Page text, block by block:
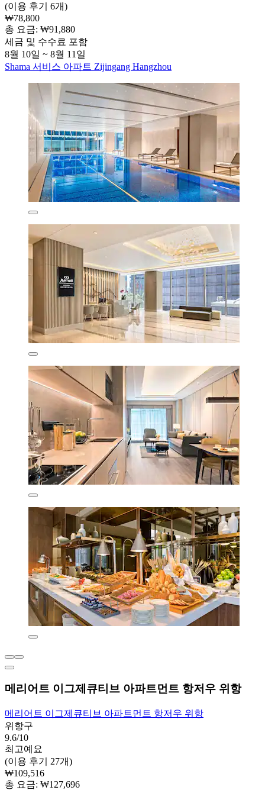
(이용 후기 6개)
₩78,800
총 요금: ₩91,880
세금 및 수수료 포함
8월 10일 ~ 8월 11일
Shama 서비스 아파트 Zijingang Hangzhou
메리어트 이그제큐티브 아파트먼트 항저우 위항
메리어트 이그제큐티브 아파트먼트 항저우 위항
위항구
9.6/10
최고예요
(이용 후기 27개)
₩109,516
총 요금: ₩127,696